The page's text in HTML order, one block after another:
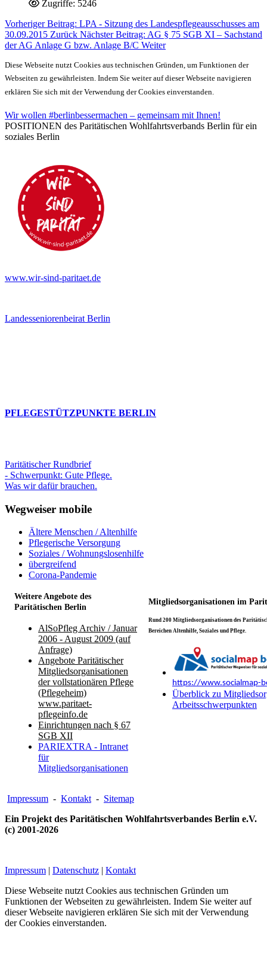
Zugriffe: 5246
Vorheriger Beitrag: LPA - Sitzung des Landespflegeausschusses am
30.09.2015 Zurück Nächster Beitrag: AG § 75 SGB XI – Sachstand
der AG Anlage G bzw. Anlage B/C Weiter
Diese Webseite nutzt Cookies aus technischen Gründen, um Funktionen der
Webseiten zu gewährleisten. Indem Sie weiter auf dieser Webseite navigieren
erklären Sie sich mit der Verwendung der Cookies einverstanden.
Wir wollen #berlinbessermachen – gemeinsam mit Ihnen!
POSITIONEN des Paritätischen Wohlfahrtsverbands Berlin für ein
soziales Berlin
www.wir-sind-paritaet.de
Landesseniorenbeirat Berlin
PFLEGESTÜTZPUNKTE BERLIN
Paritätischer Rundbrief
- Schwerpunkt: Gute Pflege.
Was wir dafür brauchen.
Wegweiser mobile
Ältere Menschen / Altenhilfe
Pflegerische Versorgung
Soziales / Wohnungslosenhilfe
übergreifend
Corona-Pandemie
Weitere Angebote des
Paritätischen Berlin
Mitgliedsorganisationen im
AlSoPfleg Archiv / Januar
2006 - August 2009 (auf
Anfrage)
Angebote Paritätischer
Mitgliedsorganisationen
der vollstationären Pflege
(Pflegeheim)
www.paritaet-
pflegeinfo.de
Einrichtungen nach § 67
SGB XII
PARIEXTRA - Intranet
für
Mitgliedsorganisationen
Rund 200 Mitgliedsorganisationen des
Bereichen Altenhilfe, Soziales und Pflege.
https://www.socialmap-
Überblick zu
Arbeitsschwerpunkten
Impressum - Kontakt - Sitemap
Ein Projekt des Paritätischen Wohlfahrtsverbandes Berlin e.V.
(c) 2001-2026
Impressum | Datenschutz | Kontakt
Diese Webseite nutzt Cookies aus technischen Gründen um
Funktionen der Webseiten zu gewährleisten. Indem Sie weiter auf
dieser Webseite navigieren erklären Sie sich mit der Verwendung
der Cookies einverstanden.